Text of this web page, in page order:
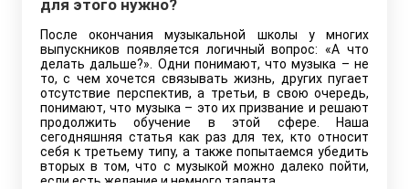
для этого нужно?
После окончания музыкальной школы у многих
выпускников появляется логичный вопрос: «А что
делать дальше?». Одни понимают, что музыка – не
то, с чем хочется связывать жизнь, других пугает
отсутствие перспектив, а третьи, в свою очередь,
понимают, что музыка – это их призвание и решают
продолжить обучение в этой сфере. Наша
сегодняшняя статья как раз для тех, кто относит
себя к третьему типу, а также попытаемся убедить
вторых в том, что с музыкой можно далеко пойти,
если есть желание и немного таланта.